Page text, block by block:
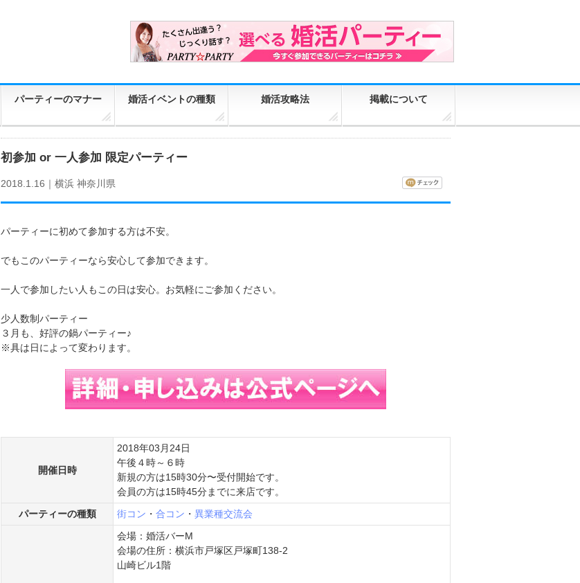
パーティーのマナー 婚活イベントの種類 婚活攻略法 掲載について
初参加 or 一人参加 限定パーティー
2018.1.16｜ 横浜 神奈川県
パーティーに初めて参加する方は不安。
でもこのパーティーなら安心して参加できます。
一人で参加したい人もこの日は安心。お気軽にご参加ください。
少人数制パーティー
３月も、好評の鍋パーティー♪
※具は日によって変わります。
開催日時
2018年03月24日
午後４時～６時
新規の方は15時30分〜受付開始です。
会員の方は15時45分までに来店です。
パーティーの種類
街コン ・ 合コン ・ 異業種交流会
会場：婚活バーM
会場の住所：横浜市戸塚区戸塚町138-2
山崎ビル1階